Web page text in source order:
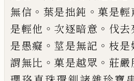
無信 。 葉是拙鈍 。 菓是輕
是輕他 。 次逐暗意 。 伐去
是愚癡 。 莖是無記 。 枝是
謂無比 。 菓是越眾 。 莊嚴